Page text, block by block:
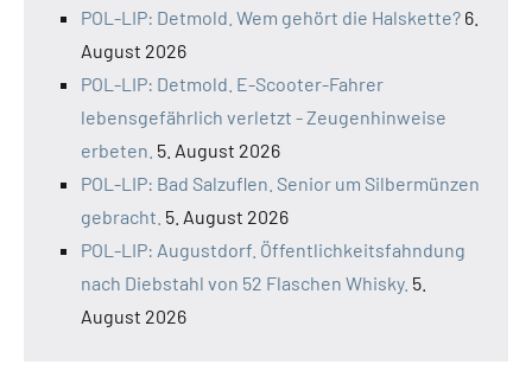
POL-LIP: Detmold. Wem gehört die Halskette? 6.
August 2026
POL-LIP: Detmold. E-Scooter-Fahrer
lebensgefährlich verletzt - Zeugenhinweise
erbeten. 5. August 2026
POL-LIP: Bad Salzuflen. Senior um Silbermünzen
gebracht. 5. August 2026
POL-LIP: Augustdorf. Öffentlichkeitsfahndung
nach Diebstahl von 52 Flaschen Whisky. 5.
August 2026